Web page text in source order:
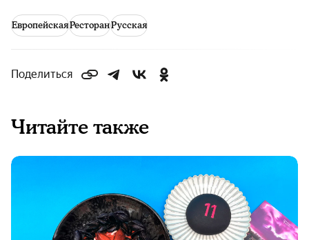
ЕвропейскаяРесторанРусская
Поделиться
Читайте также